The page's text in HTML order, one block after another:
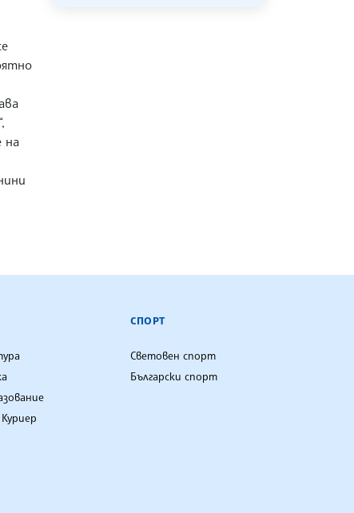
на
СПОРТ
Световен спорт
Български спорт